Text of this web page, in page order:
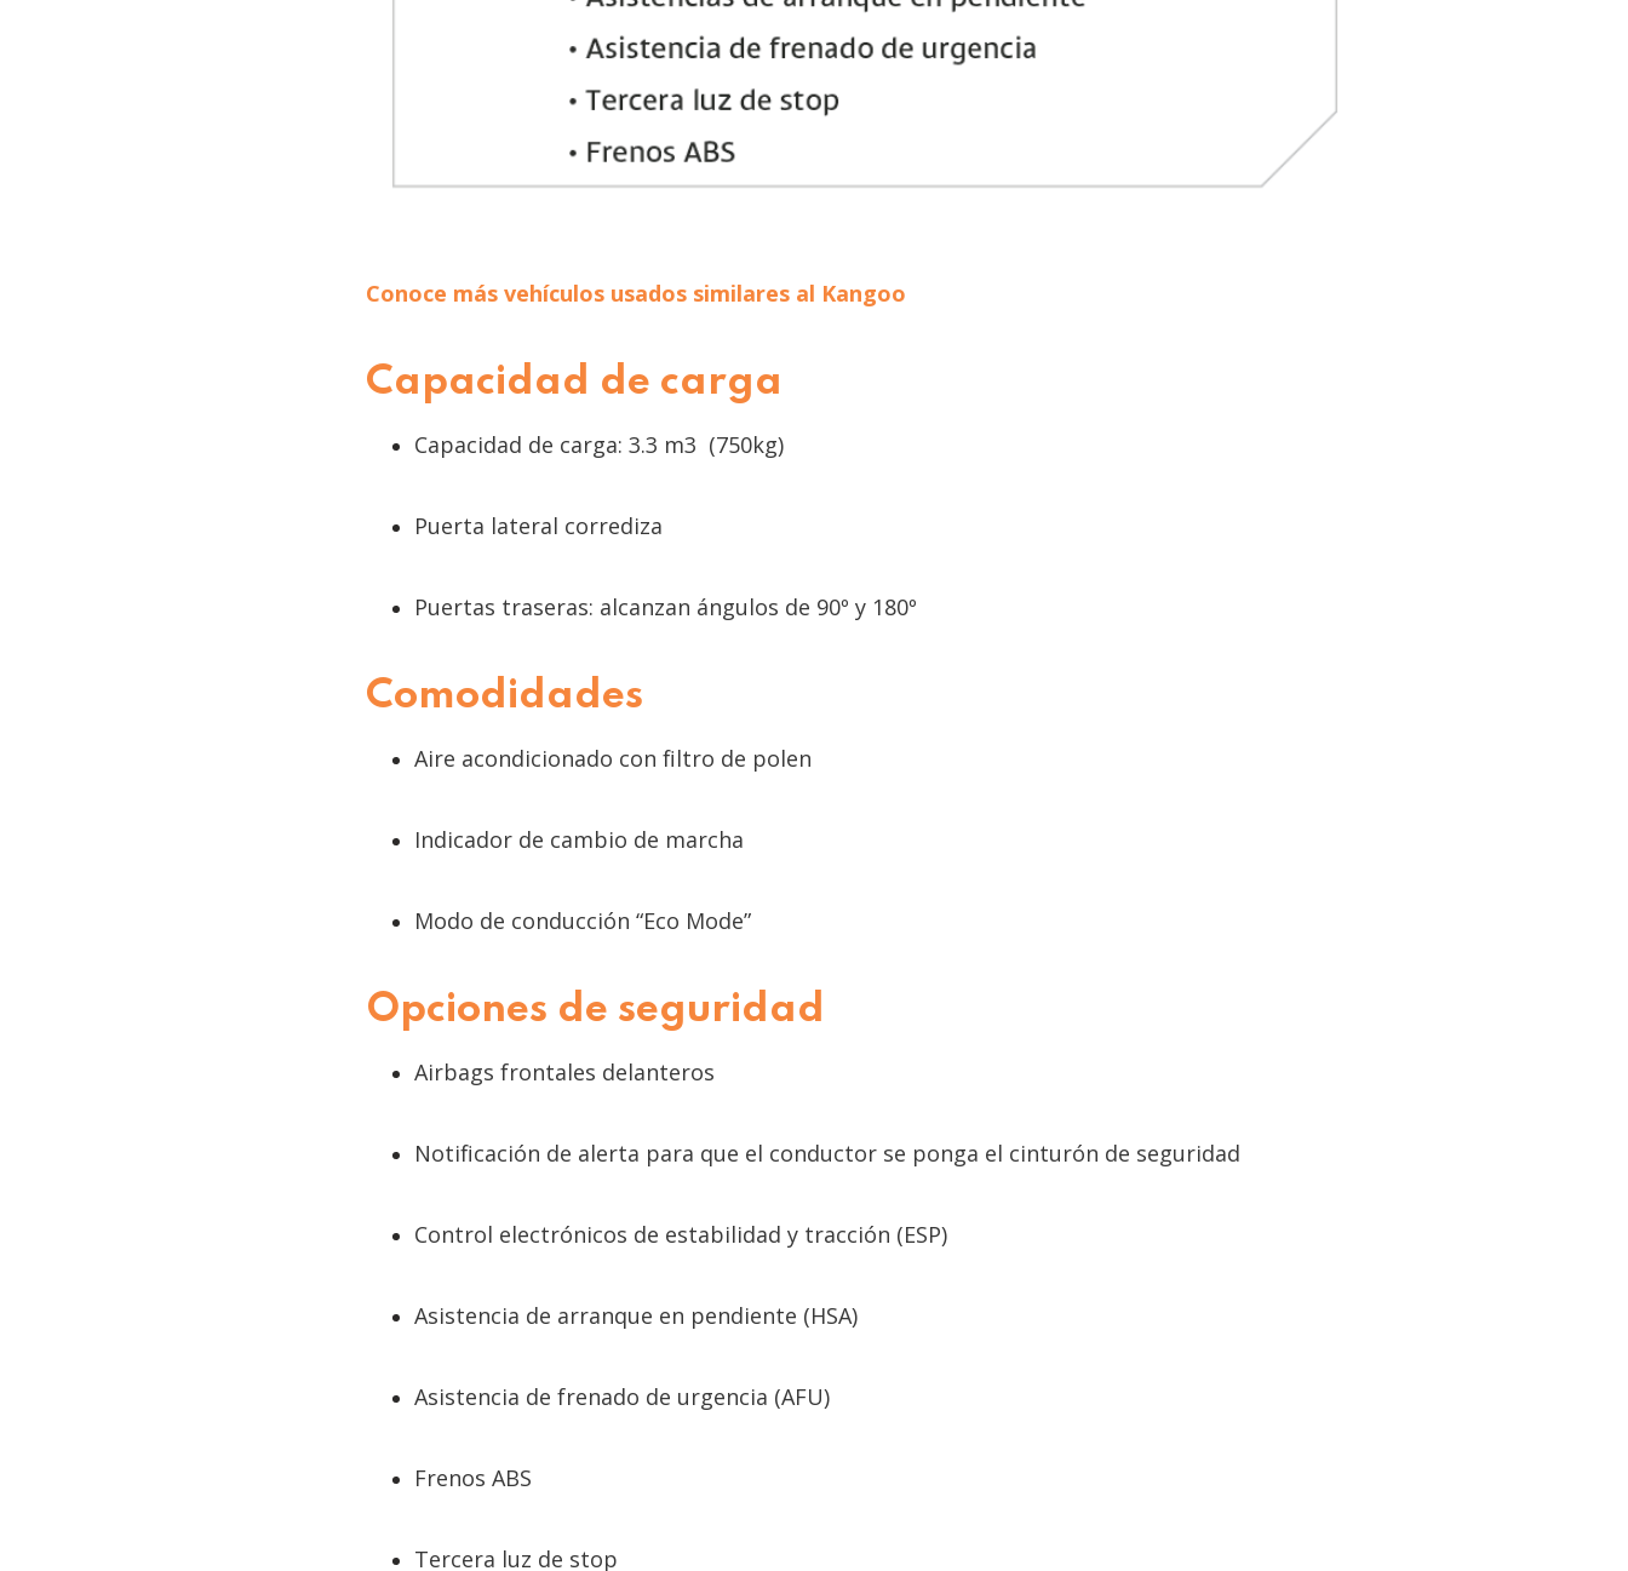
Conoce más vehículos usados similares al Kangoo
Capacidad de carga
Capacidad de carga: 3.3 m3 (750kg)
Puerta lateral corrediza
Puertas traseras: alcanzan ángulos de 90º y 180º
Comodidades
Aire acondicionado con filtro de polen
Indicador de cambio de marcha
Modo de conducción “Eco Mode”
Opciones de seguridad
Airbags frontales delanteros
Notificación de alerta para que el conductor se ponga el cinturón de seguridad
Control electrónicos de estabilidad y tracción (ESP)
Asistencia de arranque en pendiente (HSA)
Asistencia de frenado de urgencia (AFU)
Frenos ABS
Tercera luz de stop